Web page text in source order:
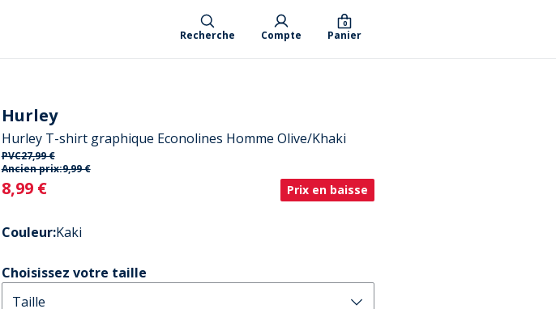
Recherche Compte Panier
0
Hurley
Hurley T-shirt graphique Econolines Homme Olive/Khaki
PVC27,99 €
Ancien prix:9,99 €
Current
8,99 € Prix en baisse
Couleur:Kaki
Choisissez votre taille